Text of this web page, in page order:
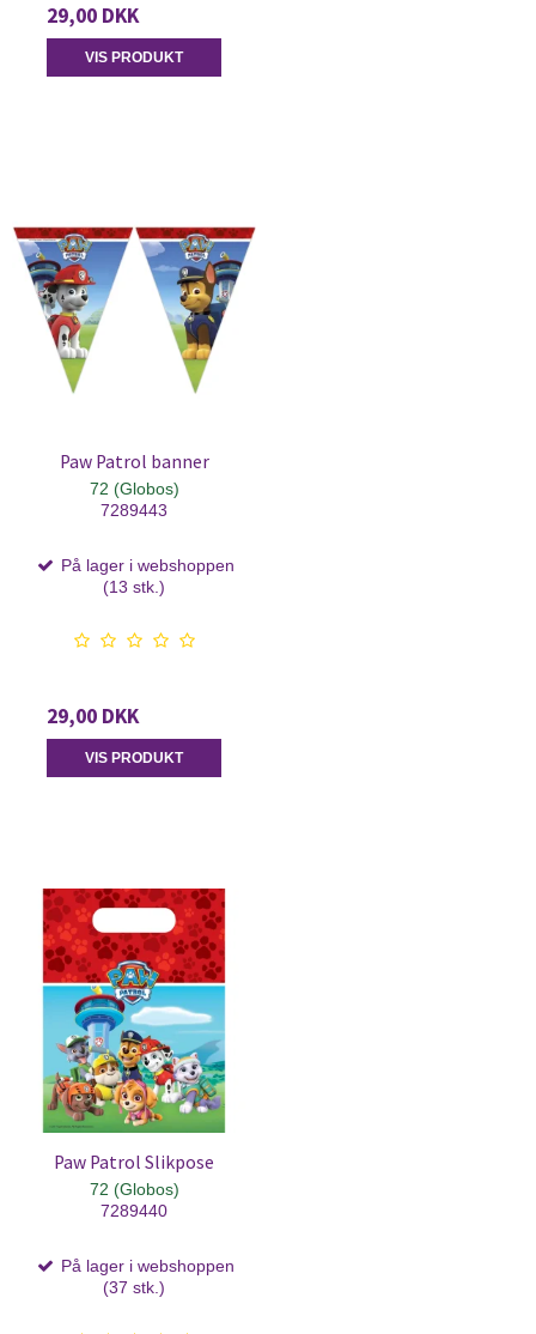
29,00 DKK
VIS PRODUKT
Paw Patrol banner
72 (Globos)
7289443
På lager i webshoppen
(13 stk.)
29,00 DKK
VIS PRODUKT
Paw Patrol Slikpose
72 (Globos)
7289440
På lager i webshoppen
(37 stk.)